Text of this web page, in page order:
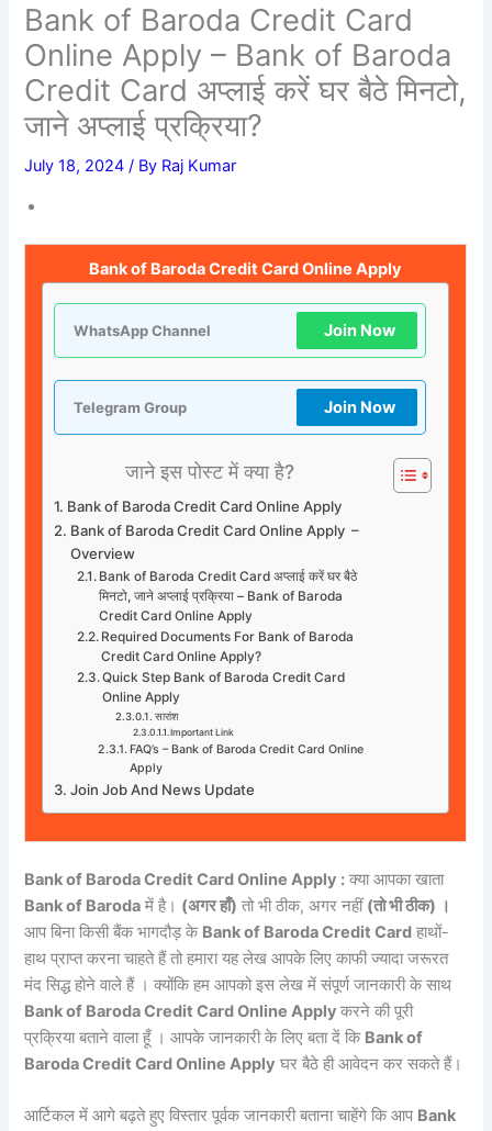
Bank of Baroda Credit Card
Online Apply – Bank of Baroda
Credit Card अप्लाई करें घर बैठे मिनटो,
जाने अप्लाई प्रक्रिया?
July 18, 2024/ By Raj Kumar
Bank of Baroda Credit Card Online Apply
WhatsApp Channel Join Now
Telegram Group Join Now
जाने इस पोस्ट में क्या है?
Bank of Baroda Credit Card Online Apply
Bank of Baroda Credit Card Online Apply –
Overview
Bank of Baroda Credit Card अप्लाई करें घर बैठे
मिनटो, जाने अप्लाई प्रक्रिया – Bank of Baroda
Credit Card Online Apply
Required Documents For Bank of Baroda
Credit Card Online Apply?
Quick Step Bank of Baroda Credit Card
Online Apply
सारांश
Important Link
FAQ’s – Bank of Baroda Credit Card Online
Apply
Join Job And News Update
Bank of Baroda Credit Card Online Apply : क्या आपका खाता
Bank of Baroda में है। (अगर हाँ) तो भी ठीक, अगर नहीं(तो भी ठीक) ।
आप बिना किसी बैंक भागदौड़ के Bank of Baroda Credit Card हाथों-
हाथ प्राप्त करना चाहते हैं तो हमारा यह लेख आपके लिए काफी ज्यादा जरूरत
मंद सिद्ध होने वाले हैं । क्योंकि हम आपको इस लेख में संपूर्ण जानकारी के साथ
Bank of Baroda Credit Card Online Applyकरने की पूरी
प्रक्रिया बताने वाला हूँ । आपके जानकारी के लिए बता दें कि Bank of
Baroda Credit Card Online Apply घर बैठे ही आवेदन कर सकते हैं।
आर्टिकल में आगे बढ़ते हुए विस्तार पूर्वक जानकारी बताना चाहेंगे कि आप Bank